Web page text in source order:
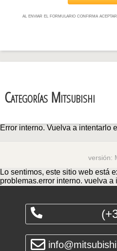
al enviar el formulario confirma
Categorías Mitsubishi
Error interno. Vuelva a intentarlo
versión:
Lo sentimos, este sitio web está
problemas.error interno. vuelva a